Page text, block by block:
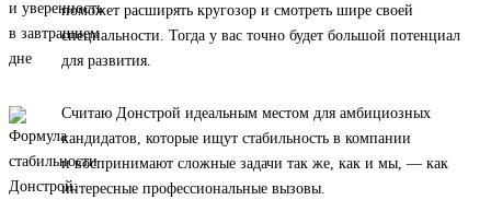
поможет расширять кругозор и смотреть шире своей
специальности. Тогда у вас точно будет большой потенциал
для развития.
Считаю Донстрой идеальным местом для амбициозных
кандидатов, которые ищут стабильность в компании
и воспринимают сложные задачи так же, как и мы, — как
интересные профессиональные вызовы.